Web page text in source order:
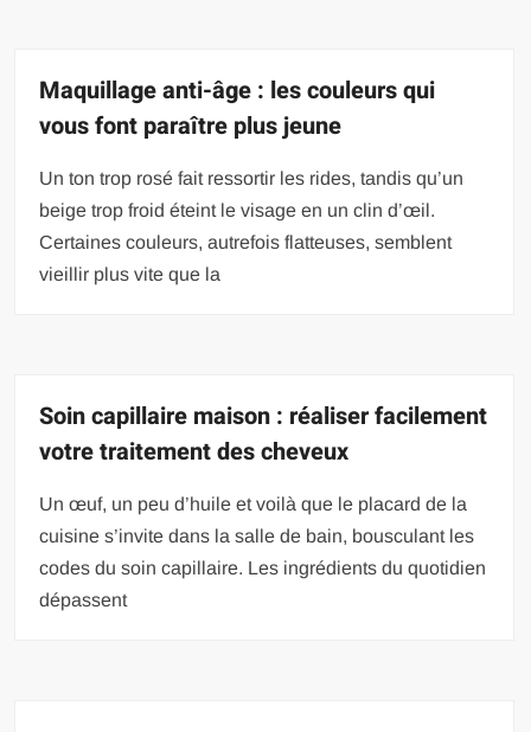
Maquillage anti-âge : les couleurs qui
vous font paraître plus jeune
Un ton trop rosé fait ressortir les rides, tandis qu’un
beige trop froid éteint le visage en un clin d’œil.
Certaines couleurs, autrefois flatteuses, semblent
vieillir plus vite que la
Soin capillaire maison : réaliser facilement
votre traitement des cheveux
Un œuf, un peu d’huile et voilà que le placard de la
cuisine s’invite dans la salle de bain, bousculant les
codes du soin capillaire. Les ingrédients du quotidien
dépassent